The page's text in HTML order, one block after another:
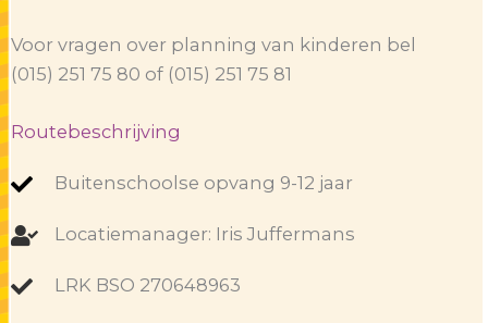
Voor vragen over planning van kinderen bel
(015) 251 75 80 of (015) 251 75 81
Routebeschrijving
Buitenschoolse opvang 9-12 jaar
Locatiemanager: Iris Juffermans
LRK BSO 270648963